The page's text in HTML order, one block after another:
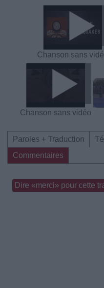
Chanson sans
Chanson sans vidéo
Paroles + Traduction
Commentaires
Dire «merci» pour cette